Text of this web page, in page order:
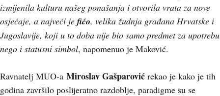
izmijenila kulturu našeg ponašanja i otvorila vrata za nove
osjećaje, a najveći je fićo, velika žudnja građana Hrvatske i
Jugoslavije, koji u to doba nije bio samo predmet za upotrebu
nego i statusni simbol, napomenuo je Maković.
Ravnatelj MUO-a Miroslav Gašparović rekao je kako je tih
godina završilo poslijeratno razdoblje, paradigme su se